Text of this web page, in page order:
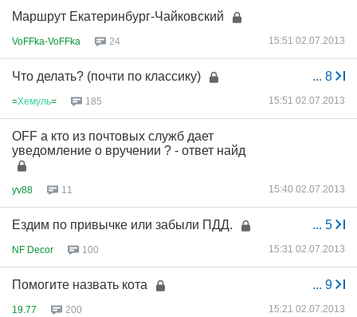
Маршрут Екатеринбург-Чайковский
VoFFka-VoFFka 24 15:51 02.07.2013
... 8
Что делать? (почти по классику)
=Хемуль= 185 15:51 02.07.2013
OFF а кто из почтовых служб дает
уведомление о вручении ? - ответ найд
yv88 11 15:40 02.07.2013
... 5
Ездим по привычке или забыли ПДД.
NF Decor 100 15:31 02.07.2013
... 9
Помогите назвать кота
19.77 200 15:21 02.07.2013